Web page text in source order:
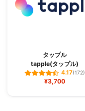
タップル
tapple(タップル)
4.17(172)
¥3,700